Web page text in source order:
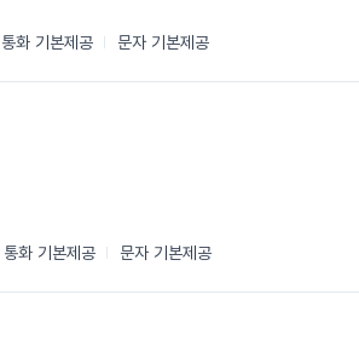
통화 기본제공 문자 기본제공
통화 기본제공 문자 기본제공